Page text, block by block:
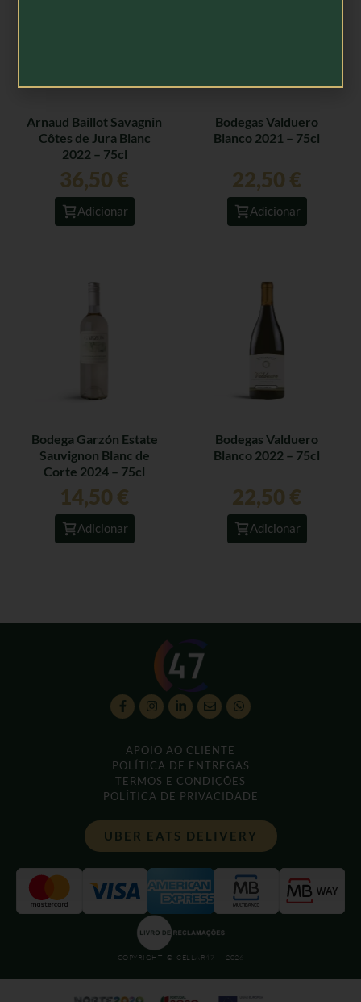
Arnaud Baillot Savagnin
Côtes de Jura Blanc
2022 – 75cl
36,50 €
Adicionar
Bodegas Valduero
Blanco 2021 – 75cl
22,50 €
Adicionar
Bodega Garzón Estate
Sauvignon Blanc de
Corte 2024 – 75cl
14,50 €
Adicionar
Bodegas Valduero
Blanco 2022 – 75cl
22,50 €
Adicionar
APOIO AO CLIENTE
POLÍTICA DE ENTREGAS
TERMOS E CONDIÇÕES
POLÍTICA DE PRIVACIDADE
UBER EATS DELIVERY
COPYRIGHT © CELLAR47 - 2026